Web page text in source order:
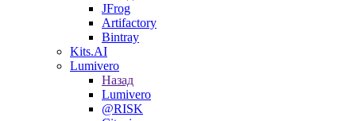
JFrog
Artifactory
Bintray
Kits.AI
Lumivero
Назад
Lumivero
@RISK